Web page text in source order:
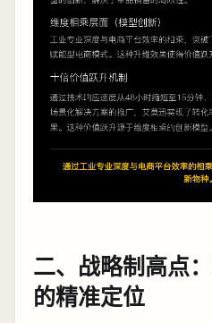
二、战略制高点
的精准定位